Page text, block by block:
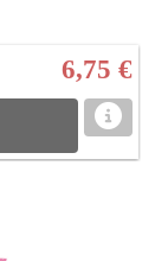
6,75 €